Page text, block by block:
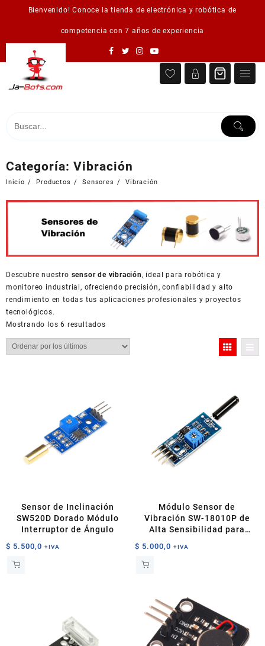
Bienvenido! Conoce la tienda de electrónica y robótica de
competencia con 7 años de experiencia
Categoría: Vibración
Inicio Productos Sensores Vibración
Descubre nuestro sensor de vibración, ideal para robótica y
monitoreo industrial, ofreciendo precisión, confiabilidad y alto
rendimiento en todas tus aplicaciones profesionales y proyectos
tecnológicos.
Mostrando los 6 resultadosOrdenado
por
Sensor de Inclinación
SW520D Dorado Módulo
Interruptor de Ángulo
$ 5.500,0 +IVA
Módulo Sensor de
Vibración SW-18010P de
Alta Sensibilidad para
$ 5.000,0 +IVA